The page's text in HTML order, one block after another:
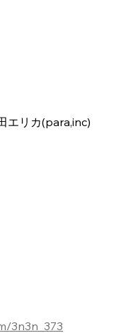
エリカ(para,inc)
3n3n_373